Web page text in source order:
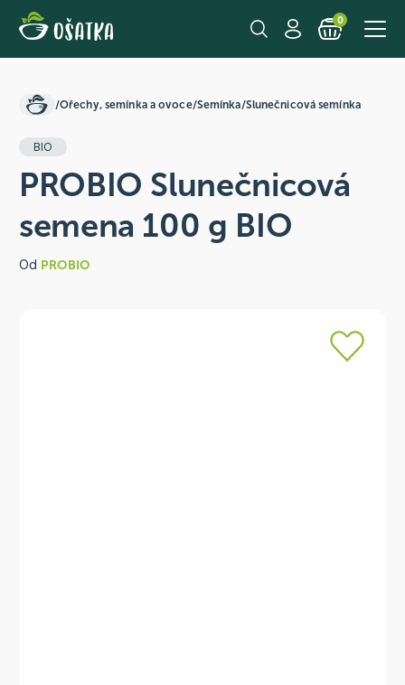
0
/Ořechy, semínka a ovoce/Semínka/Slunečnicová semínka
BIO
PROBIO Slunečnicová
semena 100 g BIO
Od PROBIO